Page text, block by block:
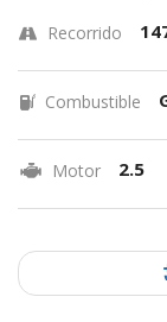
Recorrido
Combustible
Motor 2.5